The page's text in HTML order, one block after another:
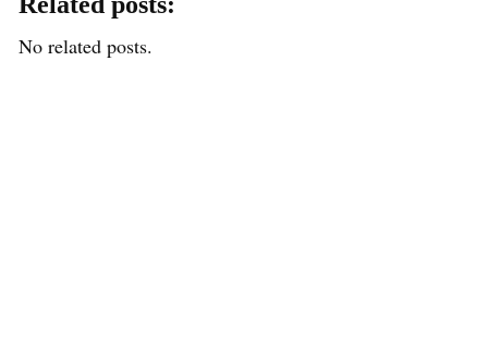
No related posts.